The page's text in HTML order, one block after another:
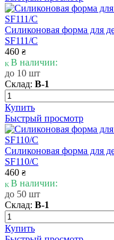
Силиконовая форма для
SF111/C
460 ₴
В наличии:
до 10 шт
Склад: В-1
Купить
Быстрый просмотр
Силиконовая форма для
SF110/C
460 ₴
В наличии:
до 50 шт
Склад: В-1
Купить